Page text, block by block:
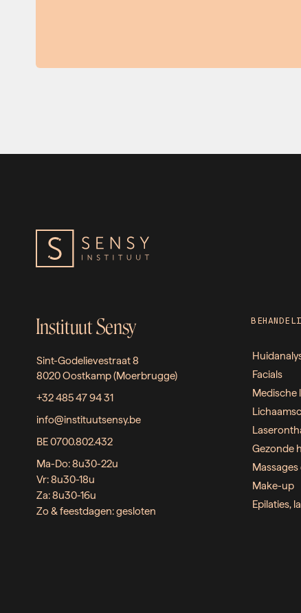
Instituut Sensy
Sint-Godelievestraat 8
8020 Oostkamp (Moerbrugge)
+32 485 47 94 31
info@instituutsensy.be
BE 0700.802.432
Ma-Do: 8u30-22u
Vr: 8u30-18u
Za: 8u30-16u
Zo & feestdagen: gesloten
Facials
Medische
Gezonde
Make-up
Epilaties,